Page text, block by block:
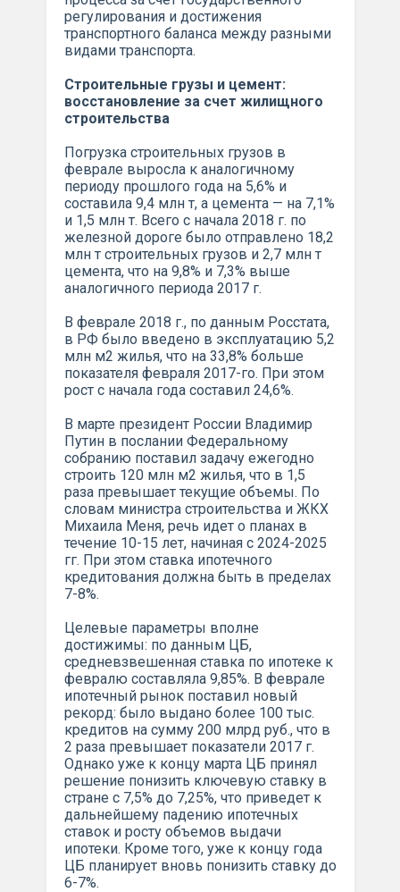
регулирования и достижения
транспортного баланса между разными
видами транспорта.
Строительные грузы и цемент:
восстановление за счет жилищного
строительства
Погрузка строительных грузов в
феврале выросла к аналогичному
периоду прошлого года на 5,6% и
составила 9,4 млн т, а цемента — на 7,1%
и 1,5 млн т. Всего с начала 2018 г. по
железной дороге было отправлено 18,2
млн т строительных грузов и 2,7 млн т
цемента, что на 9,8% и 7,3% выше
аналогичного периода 2017 г.
В феврале 2018 г., по данным Росстата,
в РФ было введено в эксплуатацию 5,2
млн м2 жилья, что на 33,8% больше
показателя февраля 2017-го. При этом
рост с начала года составил 24,6%.
В марте президент России Владимир
Путин в послании Федеральному
собранию поставил задачу ежегодно
строить 120 млн м2 жилья, что в 1,5
раза превышает текущие объемы. По
словам министра строительства и ЖКХ
Михаила Меня, речь идет о планах в
течение 10-15 лет, начиная с 2024-2025
гг. При этом ставка ипотечного
кредитования должна быть в пределах
7-8%.
Целевые параметры вполне
достижимы: по данным ЦБ,
средневзвешенная ставка по ипотеке к
февралю составляла 9,85%. В феврале
ипотечный рынок поставил новый
рекорд: было выдано более 100 тыс.
кредитов на сумму 200 млрд руб., что в
2 раза превышает показатели 2017 г.
Однако уже к концу марта ЦБ принял
решение понизить ключевую ставку в
стране с 7,5% до 7,25%, что приведет к
дальнейшему падению ипотечных
ставок и росту объемов выдачи
ипотеки. Кроме того, уже к концу года
ЦБ планирует вновь понизить ставку до
6-7%.